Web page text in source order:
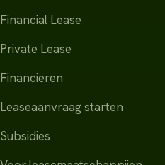
Financial Lease
Private Lease
Financieren
Leaseaanvraag starten
Subsidies